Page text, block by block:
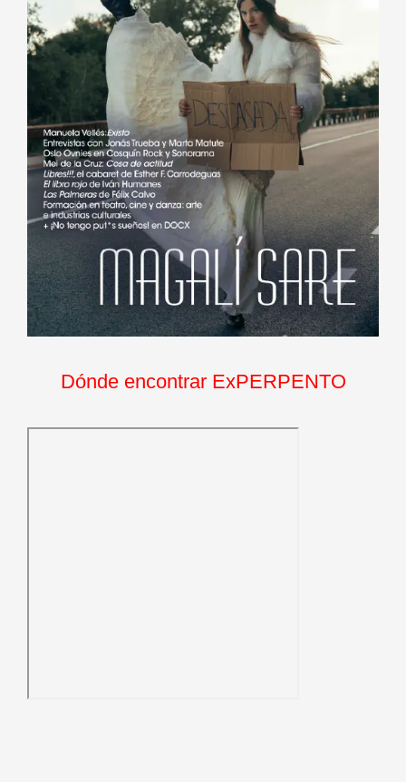
Dónde encontrar ExPERPENTO